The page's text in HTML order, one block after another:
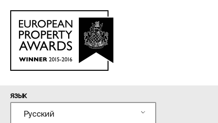
ЯЗЫК
Русский